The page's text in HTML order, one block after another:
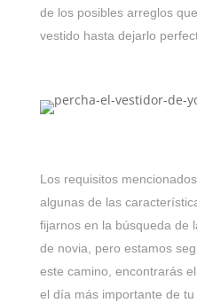
de los posibles arreglos
vestido hasta dejarlo
Los requisitos
algunas de las
fijarnos en la búsqueda de
de novia, pero estamos
este camino, encontrarás
el día más importante de tu